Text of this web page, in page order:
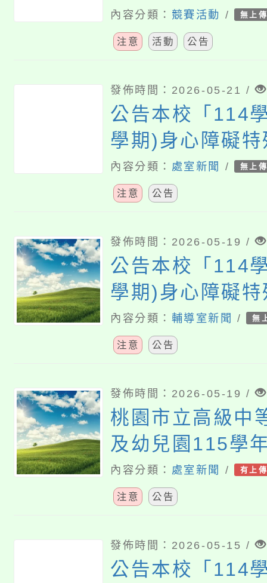
木章基本訓練延
案，請查照。
內容分類： 競賽活動 / 無上
注意 活動 公告
發佈時間：2026-05-21 /
公告本校「114
學期)身心障礙
方案」特教學生
務第13次甄選結
內容分類： 處室新聞 / 無上
注意 公告
發佈時間：2026-05-19 /
公告本校「114
學期)身心障礙
方案」特教學生
務第12次甄選結
內容分類： 輔導室新聞 / 無
注意 公告
發佈時間：2026-05-19 /
桃園市立高級中
及幼兒園115學
特教學生助理人
內容分類： 處室新聞 / 有上
注意 公告
發佈時間：2026-05-15 /
公告本校「114